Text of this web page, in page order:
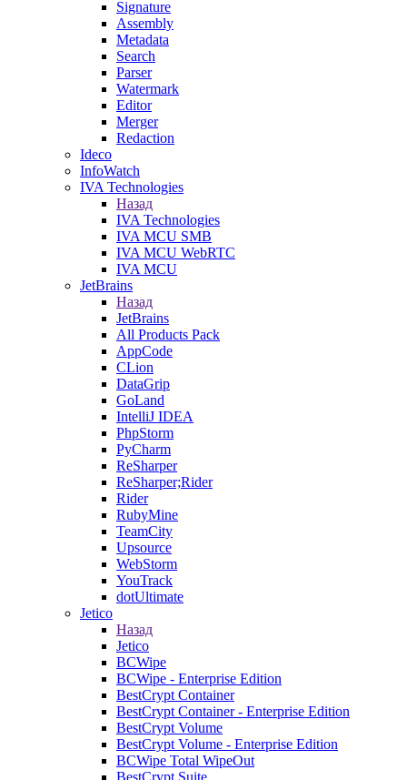
Signature
Assembly
Metadata
Search
Parser
Watermark
Editor
Merger
Redaction
Ideco
InfoWatch
IVA Technologies
Назад
IVA Technologies
IVA MCU SMB
IVA MCU WebRTC
IVA MCU
JetBrains
Назад
JetBrains
All Products Pack
AppCode
CLion
DataGrip
GoLand
IntelliJ IDEA
PhpStorm
PyCharm
ReSharper
ReSharper;Rider
Rider
RubyMine
TeamCity
Upsource
WebStorm
YouTrack
dotUltimate
Jetico
Назад
Jetico
BCWipe
BCWipe - Enterprise Edition
BestCrypt Container
BestCrypt Container - Enterprise Edition
BestCrypt Volume
BestCrypt Volume - Enterprise Edition
BCWipe Total WipeOut
BestCrypt Suite